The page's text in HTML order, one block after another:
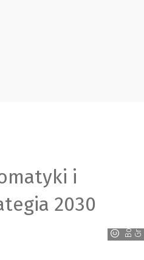
i
2030
B
o
s
c
h
G
r
o
up